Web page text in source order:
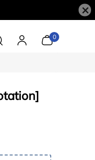
×
0